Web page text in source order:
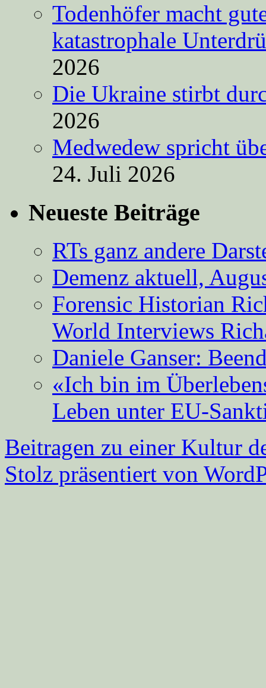
Todenhöfer macht
katastrophale
2026
Die Ukraine stirbt
2026
Medwedew spricht
24. Juli 2026
Neueste Beiträge
RTs ganz andere
Demenz aktuell,
Forensic Historian
World Interviews
Daniele Ganser:
«Ich bin im
Leben unter EU-
Beitragen zu einer Kultur
Stolz präsentiert von